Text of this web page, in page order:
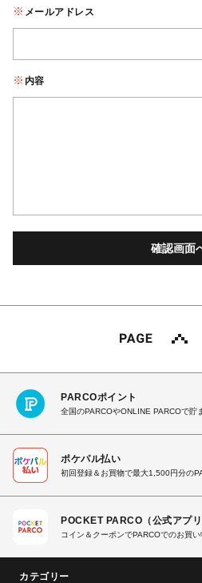
メールアドレス
内容
PARCOポイント
全国のPARCOやONLINE PARCOで貯
ポケパル払い
初回登録＆お買物で最大1,500円分の
POCKET PARCO（公式アプリ
コイン＆クーポンでPARCOでのお買
カテゴリー